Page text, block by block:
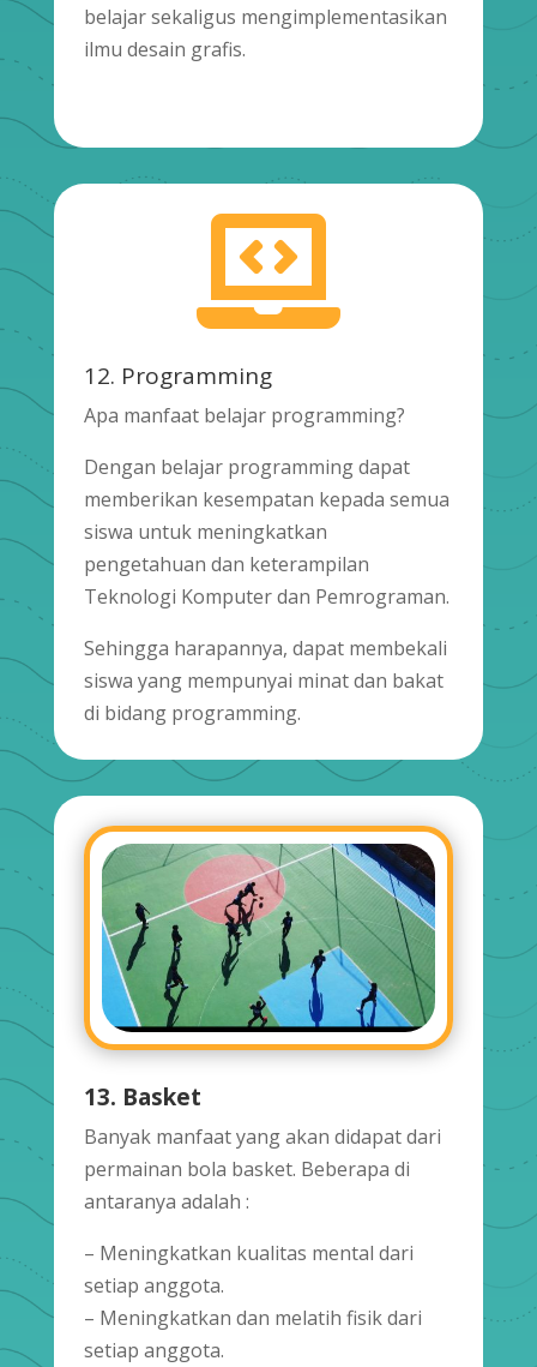
belajar sekaligus mengimplementasikan
ilmu desain grafis.

12. Programming
Apa manfaat belajar programming?
Dengan belajar programming dapat
memberikan kesempatan kepada semua
siswa untuk meningkatkan
pengetahuan dan keterampilan
Teknologi Komputer dan Pemrograman.
Sehingga harapannya, dapat membekali
siswa yang mempunyai minat dan bakat
di bidang programming.
13. Basket
Banyak manfaat yang akan didapat dari
permainan bola basket. Beberapa di
antaranya adalah :
– Meningkatkan kualitas mental dari
setiap anggota.
– Meningkatkan dan melatih fisik dari
setiap anggota.